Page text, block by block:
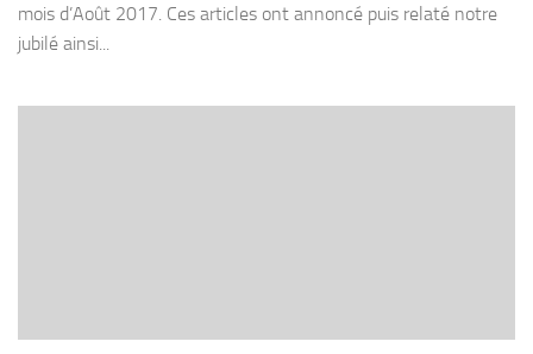
mois d’Août 2017. Ces articles ont annoncé puis relaté notre
jubilé ainsi...